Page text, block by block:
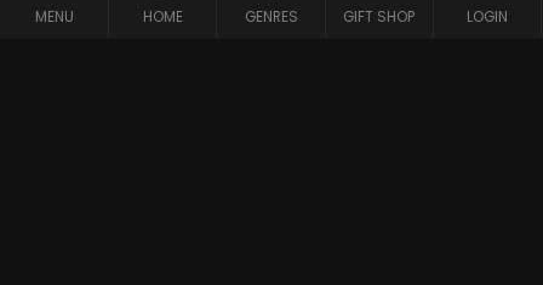
MENU HOME GENRES GIFT SHOP LOGIN